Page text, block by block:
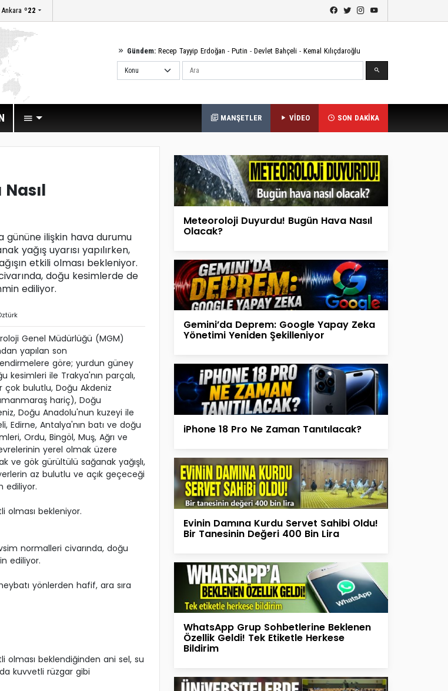
Ankara º22
Gündem: Recep Tayyip Erdoğan - Putin - Devlet Bahçeli - Kemal Kılıçdaroğlu
Ara
MANŞETLER VİDEO SON DAKİKA
gününe ilişkin hava durumu
yağış uyarısı yapılırken,
etkili olması bekleniyor.
doğu kesimlerde de
ediliyor.
Genel Müdürlüğü (MGM)
yapılan son
göre; yurdun güney
kesimleri ile Trakya'nın parçalı,
çok bulutlu, Doğu Akdeniz
hariç), Doğu
Doğu Anadolu'nun kuzeyi ile
Edirne, Antalya'nın batı ve doğu
Ordu, Bingöl, Muş, Ağrı ve
yerel olmak üzere
ve gök gürültülü sağanak yağışlı,
az bulutlu ve açık geçeceği
ediliyor.
olması bekleniyor.
normalleri civarında, doğu
ediliyor.
yönlerden hafif, ara sıra
olması beklendiğinden ani sel, su
kuvvetli rüzgar gibi
Meteoroloji Duyurdu! Bugün Hava Nasıl
Olacak?
Gemini’da Deprem: Google Yapay Zeka
Yönetimi Yeniden Şekilleniyor
iPhone 18 Pro Ne Zaman Tanıtılacak?
Evinin Damına Kurdu Servet Sahibi Oldu!
Bir Tanesinin Değeri 400 Bin Lira
WhatsApp Grup Sohbetlerine Beklenen
Özellik Geldi! Tek Etiketle Herkese
Bildirim